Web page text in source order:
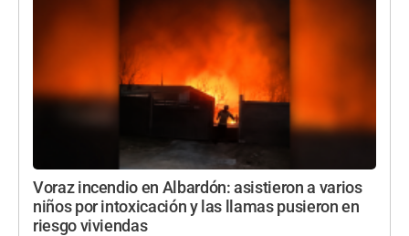
Voraz incendio en Albardón: asistieron a varios
niños por intoxicación y las llamas pusieron en
riesgo viviendas